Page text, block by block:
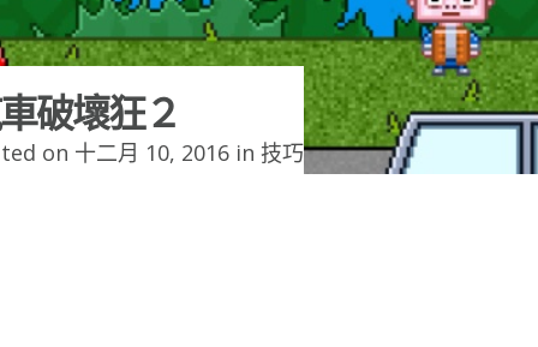
破壞狂２
on 十二月 10, 2016 in 技巧